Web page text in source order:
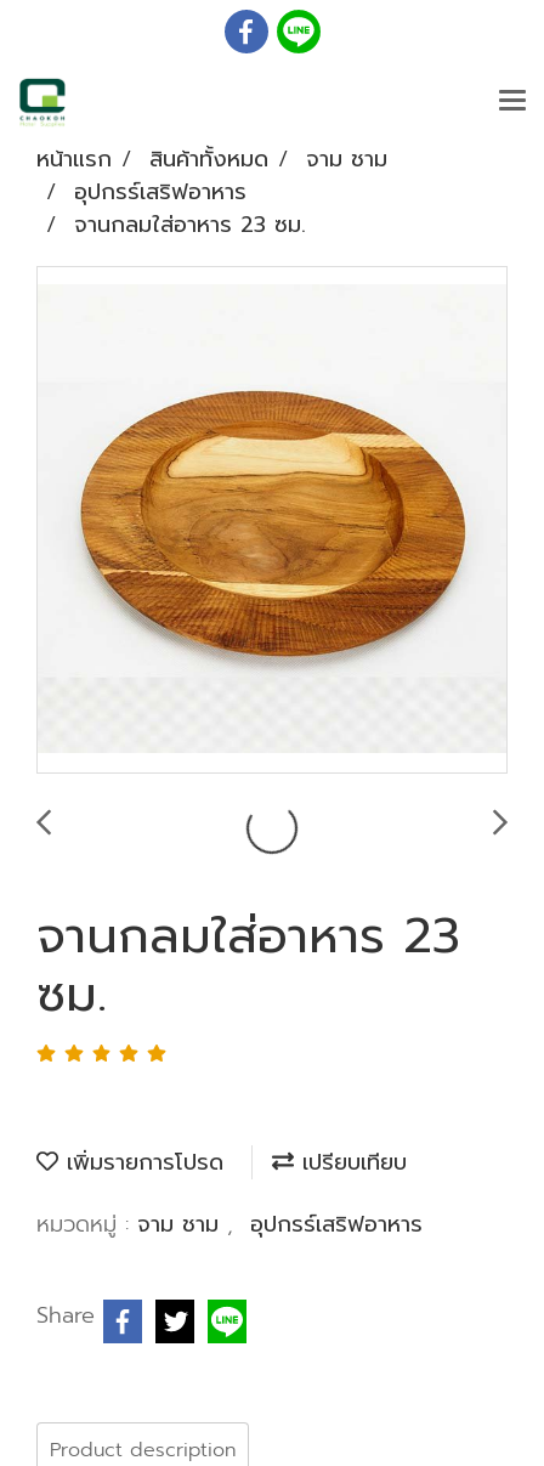
หน้าแรก สินค้าทั้งหมด
จาม ชาม
อุปกรร์เสริฟอาหาร
จานกลมใส่อาหาร 23 ซม.
จานกลมใส่อาหาร 23
ซม.
เพิ่มรายการโปรด
เปรียบเทียบ
หมวดหมู่ : จาม ชาม , อุปกรร์เสริฟอาหาร
Share
Product description